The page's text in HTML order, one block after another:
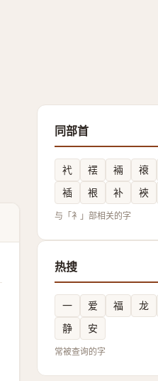
同部首
䘝 䙓 裲 䙑
䙄
裉 补 裌
与「衤」部相关的字
热搜
一 爱 福 龙
静
安
常被查询的字